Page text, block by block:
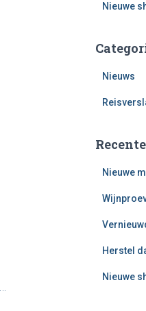
Nieuwe
Nieuws
Nieuwe
Herstel
Nieuwe